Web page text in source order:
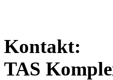
Kontakt:
TAS